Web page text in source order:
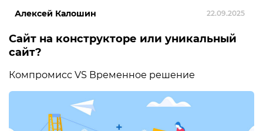
Алексей Калошин 22.09.2025
Сайт на конструкторе или уникальный
сайт?
Компромисс VS Временное решение